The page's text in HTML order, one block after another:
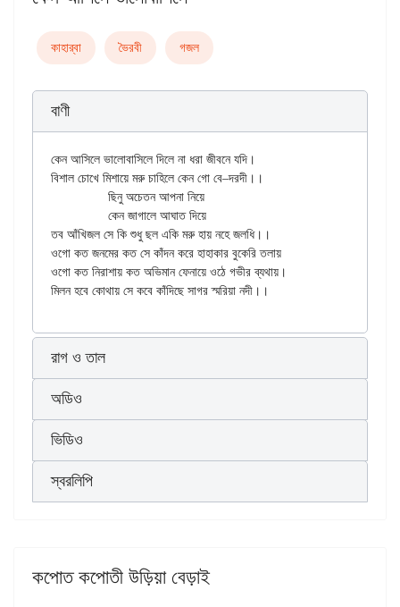
কাহার্‌বা ভৈরবী গজল
বাণী
কেন আসিলে ভালোবাসিলে দিলে না ধরা জীবনে যদি।
বিশাল চোখে মিশায়ে মরু চাহিলে কেন গো বে–দরদী।।
তব আঁখিজল সে কি শুধু ছল একি মরু হায় নহে জলধি।।
ওগো কত জনমের কত সে কাঁদন করে হাহাকার বুকেরি তলায়
ওগো কত নিরাশায় কত অভিমান ফেনায়ে ওঠে গভীর ব্যথায়।
রাগ ও তাল
অডিও
ভিডিও
স্বরলিপি
কপোত কপোতী উড়িয়া বেড়াই